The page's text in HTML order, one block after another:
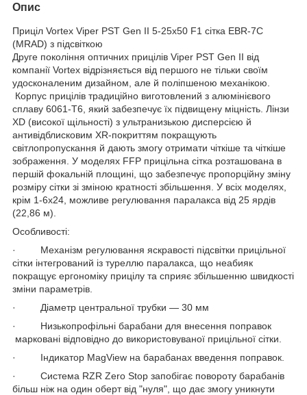
Опис
Приціл Vortex Viper PST Gen II 5-25x50 F1 сітка EBR-7C
(MRAD) з підсвіткою
Друге покоління оптичних прицілів Viper PST Gen II від
компанії Vortex відрізняється від першого не тільки своїм
удосконаленим дизайном, але й поліпшеною механікою.
Корпус прицілів традиційно виготовлений з алюмінієвого
сплаву 6061-Т6, який забезпечує їх підвищену міцність. Лінзи
XD (високої щільності) з ультранизькою дисперсією й
антивідблисковим XR-покриттям покращують
світлопропускання й дають змогу отримати чіткіше та чіткіше
зображення. У моделях FFP прицільна сітка розташована в
першій фокальній площині, що забезпечує пропорційну зміну
розміру сітки зі зміною кратності збільшення. У всіх моделях,
крім 1-6x24, можливе регулювання паралакса від 25 ярдів
(22,86 м).
Особливості:
· Механізм регулювання яскравості підсвітки прицільної
сітки інтегрований із туреллю паралакса, що неабияк
покращує ергономіку прицілу та сприяє збільшенню швидкості
зміни параметрів.
· Діаметр центральної трубки — 30 мм
· Низькопрофільні барабани для внесення поправок
марковані відповідно до використовуваної прицільної сітки.
· Індикатор MagView на барабанах введення поправок.
· Система RZR Zero Stop запобігає повороту барабанів
більш ніж на один оберт від "нуля", що дає змогу уникнути